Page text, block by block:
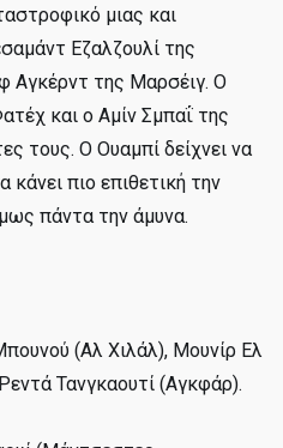
μιας και
Εζαλζουλί της
Αγκέρντ της Μαρσέιγ. Ο
και ο Αμίν Σμπαΐ της
τους. Ο Ουαμπί δείχνει να
κάνει πιο επιθετική την
πάντα την άμυνα.
(Αλ Χιλάλ), Μουνίρ Ελ
Τανγκαουτί (Αγκφάρ).